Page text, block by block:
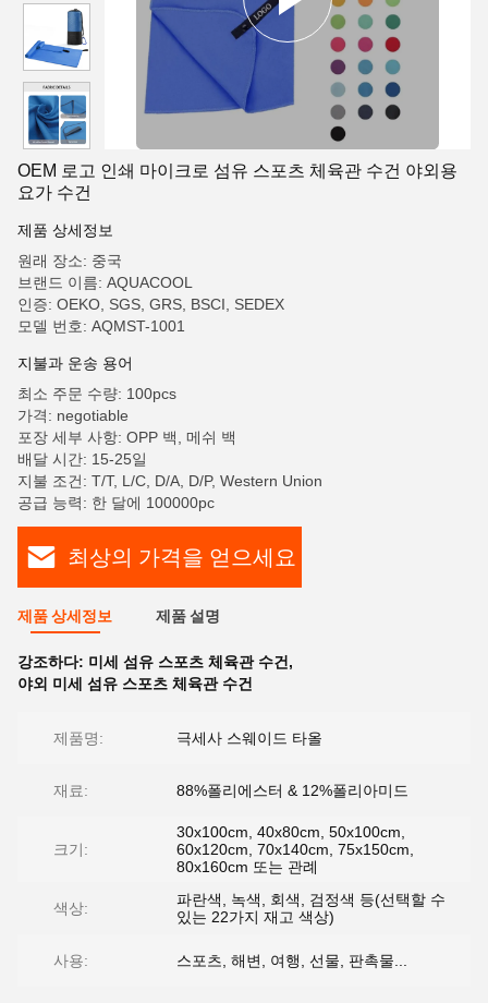
OEM 로고 인쇄 마이크로 섬유 스포츠 체육관 수건 야외용
요가 수건
제품 상세정보
원래 장소: 중국
브랜드 이름: AQUACOOL
인증: OEKO, SGS, GRS, BSCI, SEDEX
모델 번호: AQMST-1001
지불과 운송 용어
최소 주문 수량: 100pcs
가격: negotiable
포장 세부 사항: OPP 백, 메쉬 백
배달 시간: 15-25일
지불 조건: T/T, L/C, D/A, D/P, Western Union
공급 능력: 한 달에 100000pc
최상의 가격을 얻으세요
제품 상세정보 제품 설명
강조하다: 미세 섬유 스포츠 체육관 수건 ,
야외 미세 섬유 스포츠 체육관 수건
제품명: 극세사 스웨이드 타올
재료: 88%폴리에스터 & 12%폴리아미드
크기:
30x100cm, 40x80cm, 50x100cm,
60x120cm, 70x140cm, 75x150cm,
80x160cm 또는 관례
색상:
파란색, 녹색, 회색, 검정색 등(선택할 수
있는 22가지 재고 색상)
사용: 스포츠, 해변, 여행, 선물, 판촉물...